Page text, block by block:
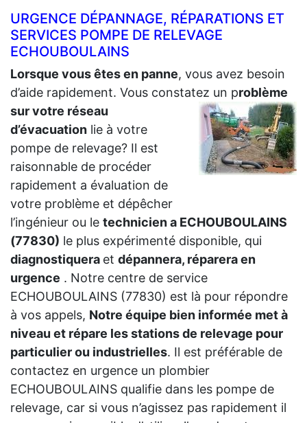
URGENCE DÉPANNAGE, RÉPARATIONS ET
SERVICES POMPE DE RELEVAGE
ECHOUBOULAINS
Lorsque vous êtes en panne, vous avez besoin
d’aide rapidement. Vous constatez un problème
sur votre réseau
d’évacuation lie à votre
pompe de relevage? Il est
raisonnable de procéder
rapidement a évaluation de
votre problème et dépêcher
l’ingénieur ou le technicien a ECHOUBOULAINS
(77830) le plus expérimenté disponible, qui
diagnostiquera et dépannera, réparera en
urgence . Notre centre de service
ECHOUBOULAINS (77830) est là pour répondre
à vos appels, Notre équipe bien informée met à
niveau et répare les stations de relevage pour
particulier ou industrielles. Il est préférable de
contactez en urgence un plombier
ECHOUBOULAINS qualifie dans les pompe de
relevage, car si vous n’agissez pas rapidement il